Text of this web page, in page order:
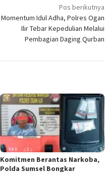
Pos berikutnya
Momentum Idul Adha, Polres Ogan
Ilir Tebar Kepedulian Melalui
Pembagian Daging Qurban
Komitmen Berantas Narkoba,
Polda Sumsel Bongkar